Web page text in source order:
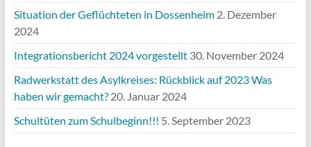
Situation der Geflüchteten in Dossenheim 2. Dezember
2024
Integrationsbericht 2024 vorgestellt 30. November 2024
Radwerkstatt des Asylkreises: Rückblick auf 2023 Was
haben wir gemacht? 20. Januar 2024
Schultüten zum Schulbeginn!!! 5. September 2023